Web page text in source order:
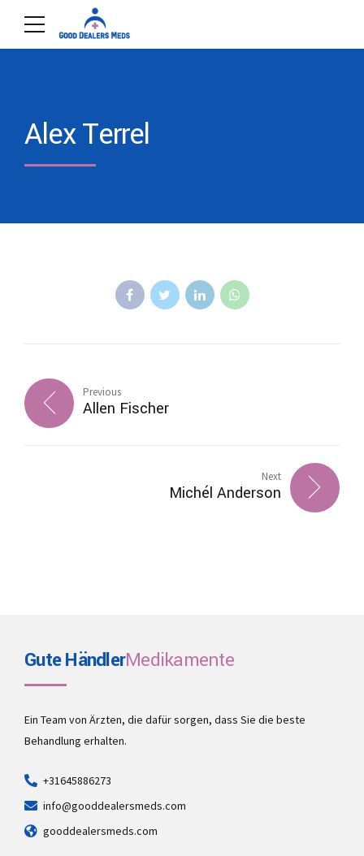
Alex Terrel
Previous
Allen Fischer
Next
Michél Anderson
Gute HändlerMedikamente
Ein Team von Ärzten, die dafür sorgen, dass Sie die beste
Behandlung erhalten.
+31645886273
info@gooddealersmeds.com
gooddealersmeds.com